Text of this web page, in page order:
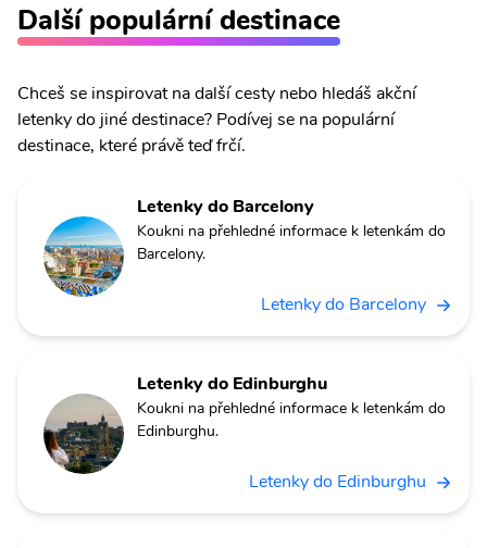
Další populární destinace
Chceš se inspirovat na další cesty nebo hledáš akční
letenky do jiné destinace? Podívej se na populární
destinace, které právě teď frčí.
Letenky do Barcelony
Koukni na přehledné informace k letenkám do
Barcelony.
Letenky do Barcelony
Letenky do Edinburghu
Koukni na přehledné informace k letenkám do
Edinburghu.
Letenky do Edinburghu